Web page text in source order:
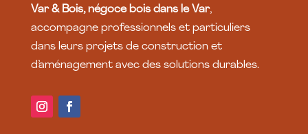
Var & Bois, négoce bois dans le Var,
accompagne professionnels et particuliers
dans leurs projets de construction et
d’aménagement avec des solutions durables.